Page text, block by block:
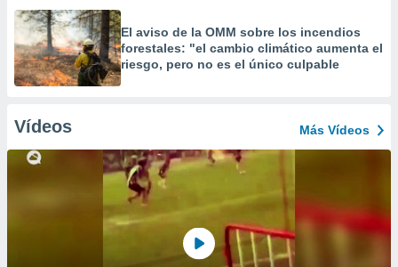
El aviso de la OMM sobre los incendios
forestales: "el cambio climático aumenta el
riesgo, pero no es el único culpable
Vídeos Más Vídeos